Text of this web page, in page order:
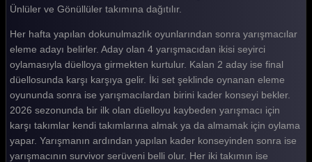
Survivor 2026 115. Bölüm
Survivor 2026 114. Bölüm
Survivor 2026 113. Bölüm
Survivor 2026 111. Bölüm
Ünlüler ve Gönüllüler takımına dağıtılır.
Her hafta yapılan dokunulmazlık oyunlarından sonra yarışmacılar
eleme adayı belirler. Aday olan 4 yarışmacıdan ikisi seyirci
oylamasıyla düelloya girmekten kurtulur. Kalan 2 aday ise final
düellosunda karşı karşıya gelir. İki set şeklinde oynanan eleme
oyununda sonra ise yarışmacılardan birini kader konseyi bekler.
2026 sezonunda bir ilk olan düelloyu kaybeden yarışmacı için
karşı takımlar kendi takımlarına almak ya da almamak için oylama
yapar. Yarışmanın ardından yapılan kader konseyinden sonra ise
yarışmacının survivor serüveni belli olur. Her iki takımın ise